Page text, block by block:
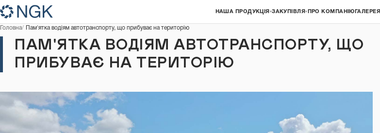
НАША ПРОДУКЦІЯ ▾ЗАКУПІВЛЯ▾ ПРО КОМПАНІЮ ГАЛЕРЕЯ
Головна Пам'ятка водіям автотранспорту, що прибуває на територію
ПАМ'ЯТКА ВОДІЯМ АВТОТРАНСПОРТУ, ЩО
ПРИБУВАЄ НА ТЕРИТОРІЮ